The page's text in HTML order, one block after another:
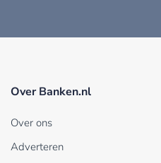
Over Banken.nl
Over ons
Adverteren